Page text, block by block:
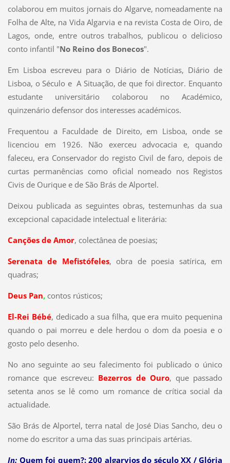
colaborou em muitos jornais do Algarve, nomeadamente na
Folha de Alte, na Vida Algarvia e na revista Costa de Oiro, de
Lagos, onde, entre outros trabalhos, publicou o delicioso
conto infantil "No Reino dos Bonecos".
Em Lisboa escreveu para o Diário de Notícias, Diário de
Lisboa, o Século e A Situação, de que foi director. Enquanto
estudante universitário colaborou no Académico,
quinzenário defensor dos interesses académicos.
Frequentou a Faculdade de Direito, em Lisboa, onde se
licenciou em 1926. Não exerceu advocacia e, quando
faleceu, era Conservador do registo Civil de faro, depois de
curtas permanências como oficial nomeado nos Registos
Civis de Ourique e de São Brás de Alportel.
Deixou publicada as seguintes obras, testemunhas da sua
excepcional capacidade intelectual e literária:
Canções de Amor, colectânea de poesias;
Serenata de Mefistófeles, obra de poesia satírica, em
quadras;
Deus Pan,contos rústicos;
El-Rei Bébé, dedicado a sua filha, que era muito pequenina
quando o pai morreu e dele herdou o dom da poesia e o
gosto pelo desenho.
No ano seguinte ao seu falecimento foi publicado o único
romance que escreveu: Bezerros de Ouro, que passado
setenta anos se lê como um romance de crítica social da
actualidade.
São Brás de Alportel, terra natal de José Dias Sancho, deu o
nome do escritor a uma das suas principais artérias.
In: Quem foi quem?: 200 algarvios do século XX / Glória